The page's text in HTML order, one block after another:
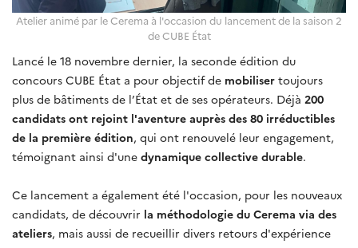
Atelier animé par le Cerema à l'occasion du lancement de la saison 2
de CUBE État
Lancé le 18 novembre dernier, la seconde édition du
concours CUBE État a pour objectif de mobiliser toujours
plus de bâtiments de l’État et de ses opérateurs. Déjà 200
candidats ont rejoint l'aventure auprès des 80 irréductibles
de la première édition, qui ont renouvelé leur engagement,
témoignant ainsi d'une dynamique collective durable.
Ce lancement a également été l'occasion, pour les nouveaux
candidats, de découvrir la méthodologie du Cerema via des
ateliers, mais aussi de recueillir divers retours d'expérience